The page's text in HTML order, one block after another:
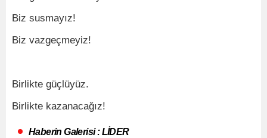
Biz susmayız!
Biz vazgeçmeyiz!
Birlikte güçlüyüz.
Birlikte kazanacağız!
Haberin Galerisi : LİDER